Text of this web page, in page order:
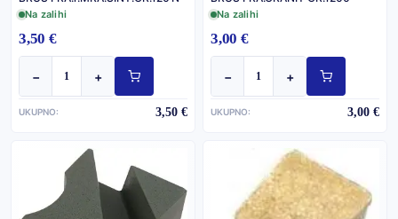
Na zalihi
3,50 €
− +
UKUPNO: 3,50 €
Na zalihi
3,00 €
− +
UKUPNO: 3,00 €